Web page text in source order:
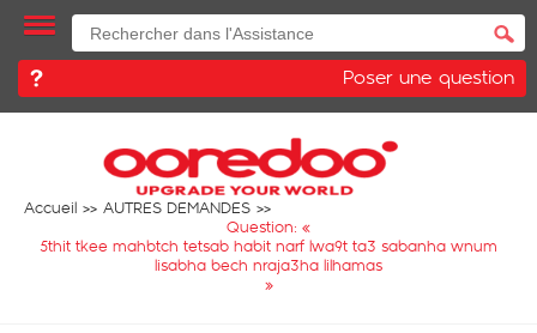
Poser une question
Accueil
AUTRES DEMANDES
Question: «
5thit tkee mahbtch tetsab habit narf lwa9t ta3 sabanha wnum
lisabha bech nraja3ha lilhamas
»